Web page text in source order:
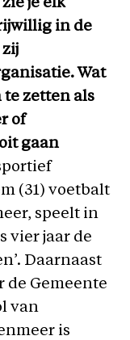
je elk
in de
zij
Wat
te zetten als
of
gaan
(31) voetbalt
speelt in
vier jaar de
Daarnaast
de Gemeente
van
is